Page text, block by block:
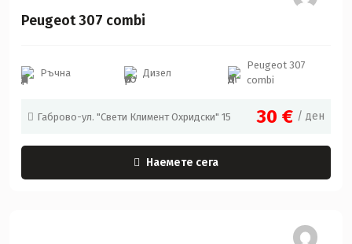
Peugeot 307 combi
Ръчна Дизел
Peugeot 307
combi
Габрово-ул. "Свети Климент Охридски" 15 30 € / ден
Наемете сега